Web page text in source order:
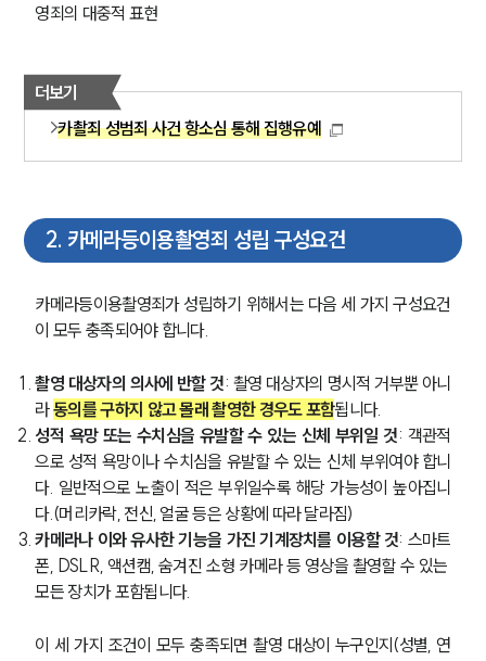
영죄의 대중적 표현
더보기
카촬죄 성범죄 사건 항소심 통해 집행유예
2. 카메라등이용촬영죄 성립 구성요건
카메라등이용촬영죄가 성립하기 위해서는 다음 세 가지 구성요건
이 모두 충족되어야 합니다.
촬영 대상자의 의사에 반할 것: 촬영 대상자의 명시적 거부뿐 아니
라 동의를 구하지 않고 몰래 촬영한 경우도 포함됩니다.
성적 욕망 또는 수치심을 유발할 수 있는 신체 부위일 것: 객관적
으로 성적 욕망이나 수치심을 유발할 수 있는 신체 부위여야 합니
다. 일반적으로 노출이 적은 부위일수록 해당 가능성이 높아집니
다.(머리카락, 전신, 얼굴 등은 상황에 따라 달라짐)
카메라나 이와 유사한 기능을 가진 기계장치를 이용할 것: 스마트
폰, DSLR, 액션캠, 숨겨진 소형 카메라 등 영상을 촬영할 수 있는
모든 장치가 포함됩니다.
이 세 가지 조건이 모두 충족되면 촬영 대상이 누구인지(성별, 연